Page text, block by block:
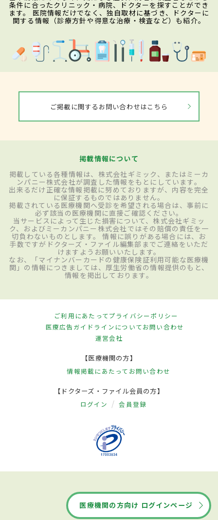
条件に合ったクリニック・病院、ドクターを探すことができ
ます。 医院情報だけでなく、独自取材に基づき、ドクターに
関する情報（診療方針や得意な治療・検査など）も紹介。
ご掲載に関するお問い合わせはこちら
掲載情報について
掲載している各種情報は、株式会社ギミック、またはミーカ
ンパニー株式会社が調査した情報をもとにしています。
出来るだけ正確な情報掲載に努めておりますが、内容を完全
に保証するものではありません。
掲載されている医療機関へ受診を希望される場合は、事前に
必ず該当の医療機関に直接ご確認ください。
当サービスによって生じた損害について、株式会社ギミッ
ク、およびミーカンパニー株式会社ではその賠償の責任を一
切負わないものとします。 情報に誤りがある場合には、お
手数ですがドクターズ・ファイル編集部までご連絡をいただ
けますようお願いいたします。
なお、「マイナンバーカードの健康保険証利用可能な医療機
関」の情報につきましては、厚生労働省の情報提供のもと、
情報を掲出しております。
ご利用にあたってプライバシーポリシー
医療広告ガイドラインについてお問い合わせ
運営会社
【医療機関の方】
情報掲載にあたって お問い合わせ
【ドクターズ・ファイル会員の方】
ログイン 会員登録
医療機関の方向け ログインページ